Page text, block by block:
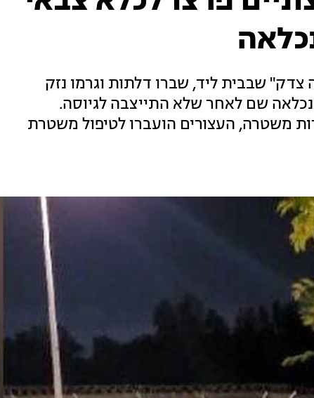
שבבית ליד, שברו דלתות וגרמו נזק
שם לאחר שלא התייצבה לגיוסה.
משטרה, העצורים הועברו לטיפול משטרת